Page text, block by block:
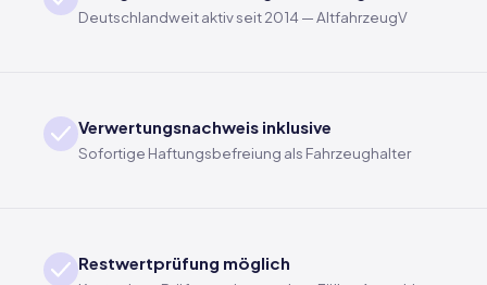
Deutschlandweit aktiv seit 2014 — AltfahrzeugV
Verwertungsnachweis inklusive
Sofortige Haftungsbefreiung als Fahrzeughalter
Restwertprüfung möglich